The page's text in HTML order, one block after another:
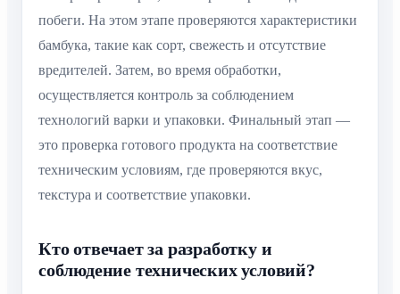
побеги. На этом этапе проверяются характеристики
бамбука, такие как сорт, свежесть и отсутствие
вредителей. Затем, во время обработки,
осуществляется контроль за соблюдением
технологий варки и упаковки. Финальный этап —
это проверка готового продукта на соответствие
техническим условиям, где проверяются вкус,
текстура и соответствие упаковки.
Кто отвечает за разработку и
соблюдение технических условий?